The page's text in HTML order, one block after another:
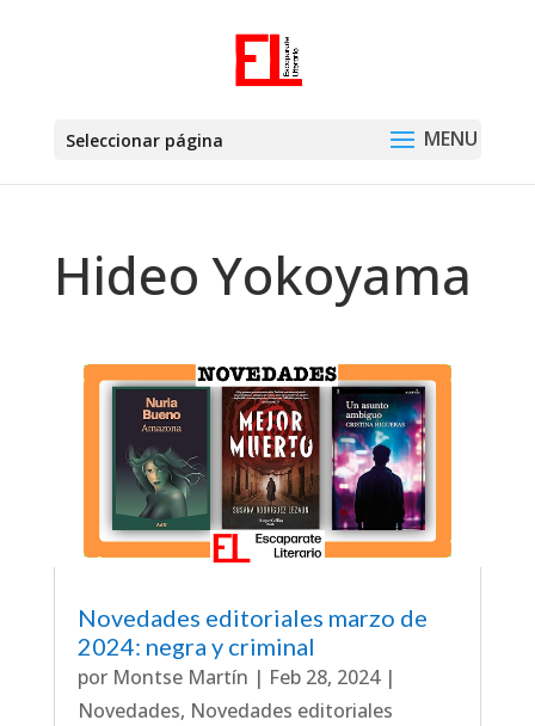
Seleccionar página
Hideo Yokoyama
Novedades editoriales marzo de
2024: negra y criminal
por Montse Martín | Feb 28, 2024|
Novedades, Novedades editoriales